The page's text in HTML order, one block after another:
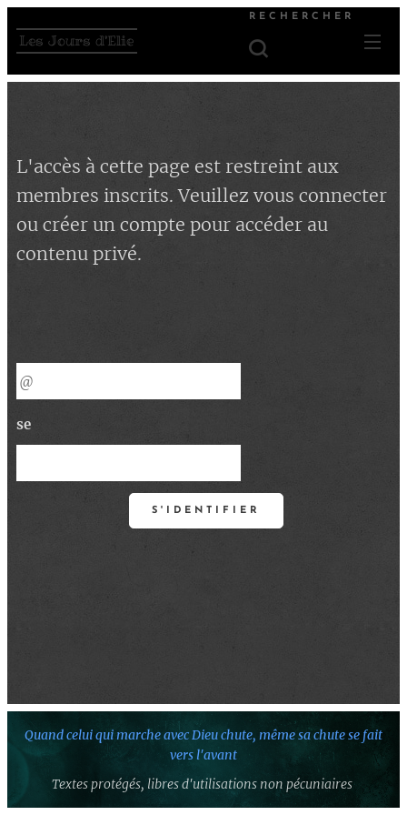
Les Jours d'Elie
RECHERCHER
L'accès à cette page est restreint aux
membres inscrits. Veuillez vous connecter
ou créer un compte pour accéder au
contenu privé.
se
S'IDENTIFIER
Quand celui qui marche avec Dieu chute, même sa chute se fait
vers l'avant
Textes protégés, libres d'utilisations non pécuniaires